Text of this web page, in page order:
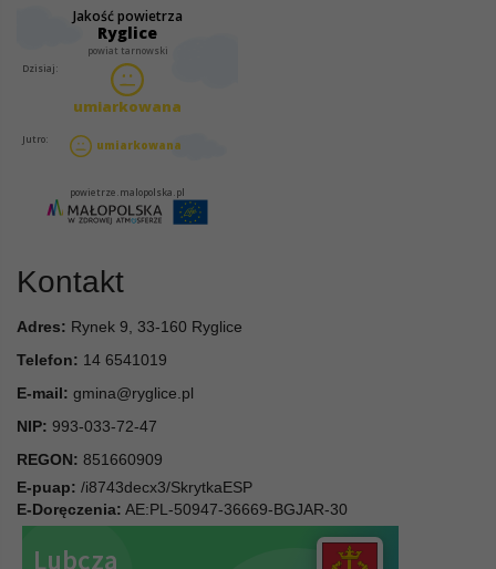
Kontakt
Adres: Rynek 9, 33-160 Ryglice
Telefon: 14 6541019
E-mail: gmina@ryglice.pl
NIP: 993-033-72-47
REGON: 851660909
E-puap: /i8743decx3/SkrytkaESP
E-Doręczenia: AE:PL-50947-36669-BGJAR-30